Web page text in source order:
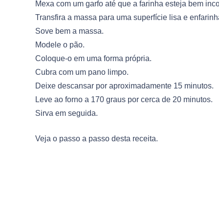
Mexa com um garfo até que a farinha esteja bem
Transfira a massa para uma superfície lisa e
Sove bem a massa.
Modele o pão.
Coloque-o em uma forma própria.
Cubra com um pano limpo.
Deixe descansar por aproximadamente 15 minutos.
Leve ao forno a 170 graus por cerca de 20 minutos.
Sirva em seguida.
Veja o passo a passo desta receita.